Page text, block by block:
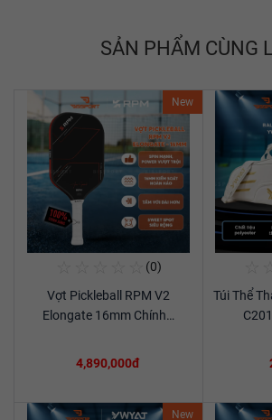
SẢN PHẨM CÙNG
New
(0)
Vợt Pickleball RPM V2
Elongate 16mm Chính…
4,890,000đ
Túi Thể
New